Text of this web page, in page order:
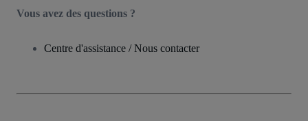
Vous avez des questions ?
Centre d'assistance / Nous contacter